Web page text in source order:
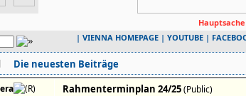
| VIENNA HOMEPAGE | YOUTUBE |
Die neuesten Beiträge
Rahmenterminplan 24/25(Public)